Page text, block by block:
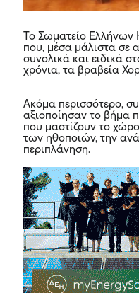
Το Σωματείο Ελλήνων
που, μέσα μάλιστα σε
συνολικά και ειδικά
χρόνια, τα βραβεία
Ακόμα περισσότερο,
αξιοποίησαν το βήμα
που μαστίζουν το
των ηθοποιών, την
περιπλάνηση.